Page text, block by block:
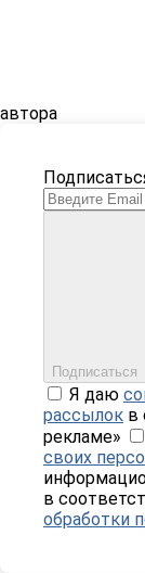
автора
Подписаться
Я даю
рассылок в
рекламе»
своих
в
обработки